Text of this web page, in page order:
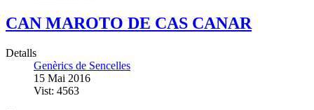
CAN MAROTO DE CAS CANAR
Detalls
Genèrics de Sencelles
15 Mai 2016
Vist: 4563